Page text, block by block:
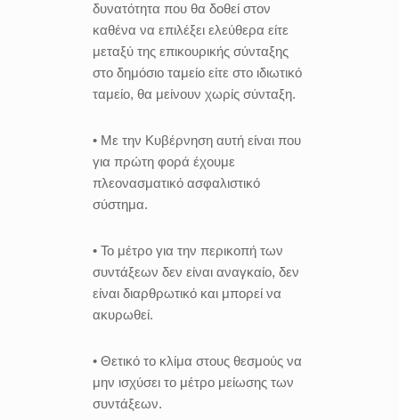
δυνατότητα που θα δοθεί στον
καθένα να επιλέξει ελεύθερα είτε
μεταξύ της επικουρικής σύνταξης
στο δημόσιο ταμείο είτε στο ιδιωτικό
ταμείο, θα μείνουν χωρίς σύνταξη.
• Με την Κυβέρνηση αυτή είναι που
για πρώτη φορά έχουμε
πλεονασματικό ασφαλιστικό
σύστημα.
• Το μέτρο για την περικοπή των
συντάξεων δεν είναι αναγκαίο, δεν
είναι διαρθρωτικό και μπορεί να
ακυρωθεί.
• Θετικό το κλίμα στους θεσμούς να
μην ισχύσει το μέτρο μείωσης των
συντάξεων.